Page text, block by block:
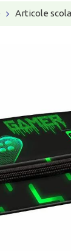
Articole